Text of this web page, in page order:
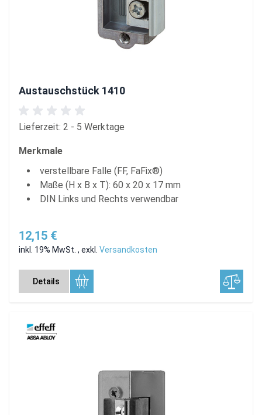
Austauschstück 1410
Lieferzeit: 2 - 5 Werktage
Merkmale
verstellbare Falle (FF, FaFix®)
Maße (H x B x T): 60 x 20 x 17 mm
DIN Links und Rechts verwendbar
12,15 €
inkl. 19% MwSt. , exkl. Versandkosten
Details